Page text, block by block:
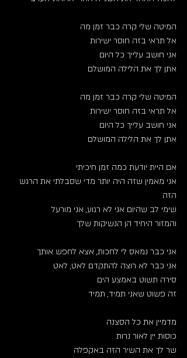
המיטה שלי קרה כבר זמן מה
אל תראי בזה חוסר ישירות
אני חושב עלייך כל היום
אתן לך את הלילה המושלם
המיטה שלי קרה כבר זמן מה
אל תראי בזה חוסר ישירות
אני חושב עלייך כל היום
אתן לך את הלילה המושלם
אם היית יודעת כמה זמן חיכיתי
אני מאמין שזה היה יותר מדי שסבלתי את הרגש
הזה
שימי לב שהיום אני לא רגוע, אני מורעל
והמזור היחיד הן הנשיקות שלך
אני כבר נמאס לי לחכות, אצא לחפש אותך
אני כבר לא רוצה להתקדם לאט, לאט
סירה תשוט באמצע הים
זה פשוט שאני תמיד, תמיד
מדמיין את כל הסצנה
כוסות יין לאור נרות
שר לך את השיר הזה באקפלה